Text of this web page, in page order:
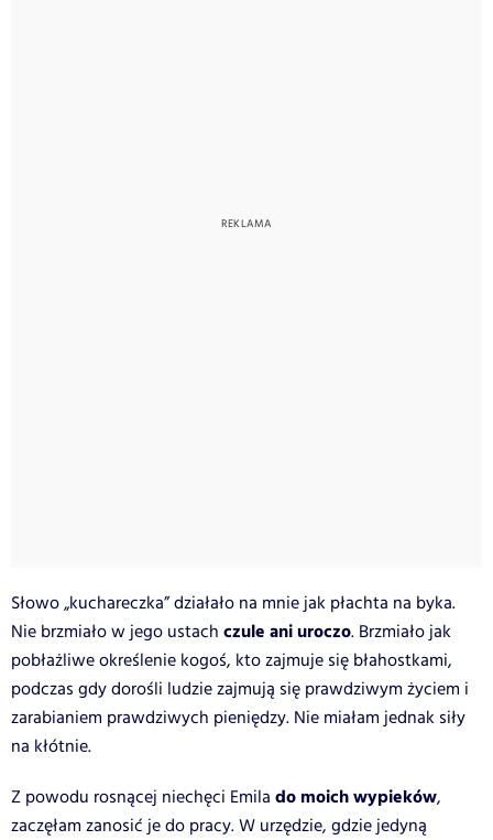
Słowo „kuchareczka” działało na mnie jak płachta na byka.
Nie brzmiało w jego ustach czule ani uroczo. Brzmiało jak
pobłażliwe określenie kogoś, kto zajmuje się błahostkami,
podczas gdy dorośli ludzie zajmują się prawdziwym życiem i
zarabianiem prawdziwych pieniędzy. Nie miałam jednak siły
na kłótnie.
Z powodu rosnącej niechęci Emila do moich wypieków,
zaczęłam zanosić je do pracy. W urzędzie, gdzie jedyną